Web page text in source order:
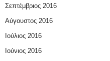
Σεπτέμβριος 2016
Αύγουστος 2016
Ιούλιος 2016
Ιούνιος 2016